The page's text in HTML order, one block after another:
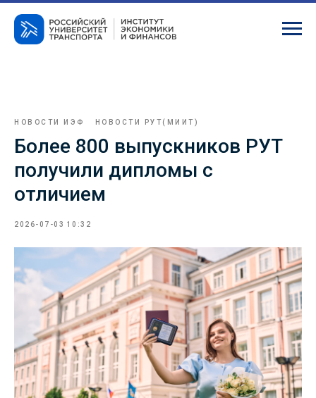
НОВОСТИ ИЭФ НОВОСТИ РУТ(МИИТ)
Более 800 выпускников РУТ
получили дипломы с
отличием
2026-07-03 10:32